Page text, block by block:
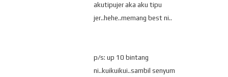
akutipujer aka aku tipu
jer..hehe..memang best ni..
p/s: up 10 bintang
ni..kuikuikui..sambil senyum